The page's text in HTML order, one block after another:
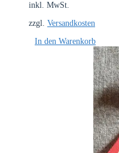
inkl. MwSt.
zzgl. Versandkosten
In den Warenkorb